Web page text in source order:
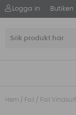
Logga in Butiken
Hem / Foil / Foil